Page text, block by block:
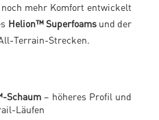
mehr Komfort entwickelt
Helion™ Superfoamsund der
Terrain-Strecken.
Schaum – höheres Profil und
Läufen